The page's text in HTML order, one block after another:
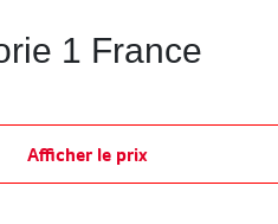
1 France
Afficher le prix